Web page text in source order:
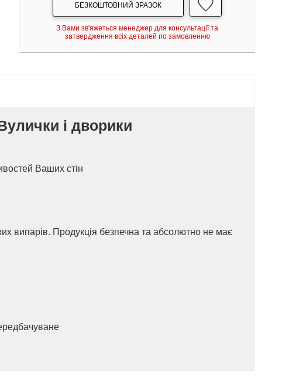
БЕЗКОШТОВНИЙ ЗРАЗОК
З Вами зв'яжеться менеджер для консультації та
затвердження всіх деталей по замовленню
і дворики
Ваших стін
випарів. Продукція безпечна та абсолютно не має